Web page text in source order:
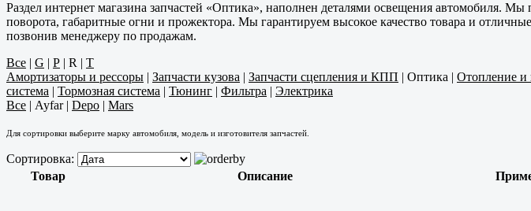
Раздел интернет магазина запчастей «Оптика», наполнен деталями освещения автомобиля.
поворота, габаритные огни и прожектора. Мы гарантируем высокое качество товара и
позвонив менеджеру по продажам.
Все | G | P | R | T
Амортизаторы и рессоры | Запчасти кузова | Запчасти сцепления и КПП | Оптика | Отопление и
система | Тормозная система | Тюнинг | Фильтра | Электрика
Все | Ayfar| Depo | Mars
Для сортировки выберите марку автомобиля, модель и изготовителя запчастей.
Сортировка:
Товар
Описание